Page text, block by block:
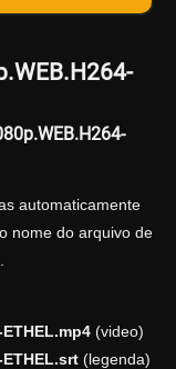
automaticamente
nome do arquivo de
(video)
(legenda)